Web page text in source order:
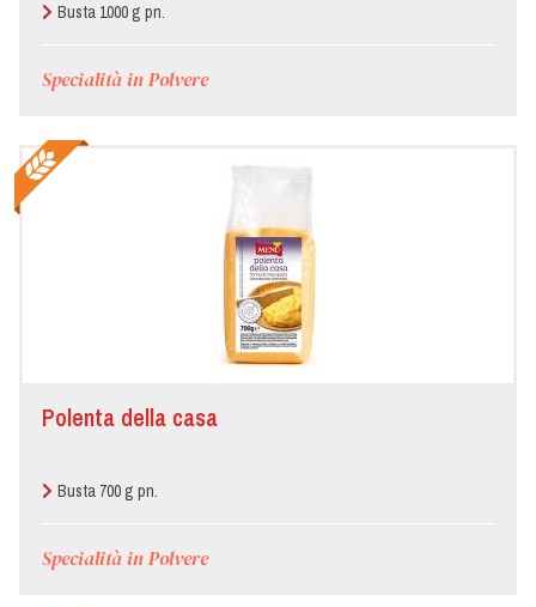
Busta 1000 g pn.
Specialità in Polvere
Polenta della casa
Busta 700 g pn.
Specialità in Polvere